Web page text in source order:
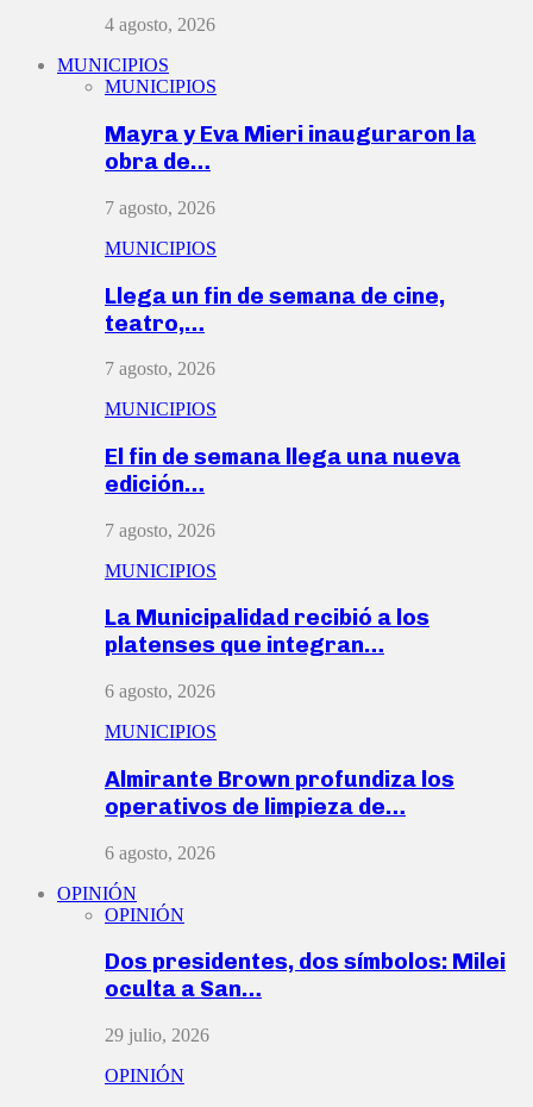
4 agosto, 2026
MUNICIPIOS
MUNICIPIOS
Mayra y Eva Mieri inauguraron la
obra de…
7 agosto, 2026
MUNICIPIOS
Llega un fin de semana de cine,
teatro,…
7 agosto, 2026
MUNICIPIOS
El fin de semana llega una nueva
edición…
7 agosto, 2026
MUNICIPIOS
La Municipalidad recibió a los
platenses que integran…
6 agosto, 2026
MUNICIPIOS
Almirante Brown profundiza los
operativos de limpieza de…
6 agosto, 2026
OPINIÓN
OPINIÓN
Dos presidentes, dos símbolos: Milei
oculta a San…
29 julio, 2026
OPINIÓN